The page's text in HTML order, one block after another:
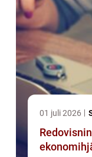
01 juli 2026
Redovisningsbyrå så